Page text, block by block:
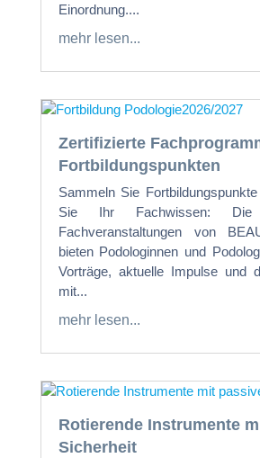
Einordnung....
mehr lesen...
Zertifizierte
Fortbildungspunkten
Sammeln Sie
Sie Ihr Fachwissen: Die
Fachveranstaltungen von
bieten Podologinnen und
Vorträge, aktuelle Impulse und
mit...
mehr lesen...
Rotierende Instrumente
Sicherheit